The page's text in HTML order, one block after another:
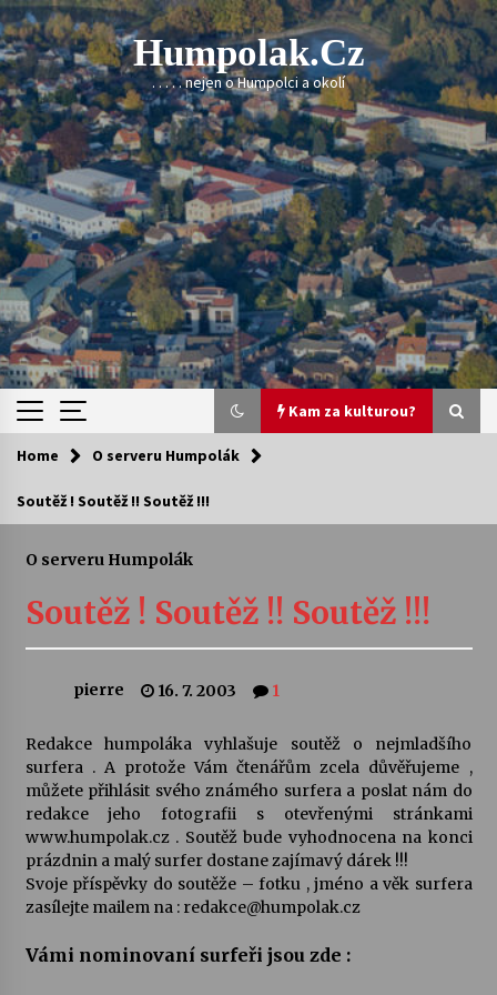
Skip
to
content
Humpolak.cz
. . . . . nejen o Humpolci a okolí
Kam za kulturou?
Kam za kulturou?
Sukuba Ensemble
kapkou
30. 7. 2026
Veselí muzikanti
30. 7. 2026
Pozvánka na integrační festival Quijotova
šedesátka: 28. 7.–1. 8. 2026
28. 7. 2026
Jenakaši
Home O serveru Humpolák
Soutěž ! Soutěž !! Soutěž !!!
O serveru Humpolák
Soutěž ! Soutěž !! Soutěž !!!
pierre 16. 7. 2003 1
Redakce humpoláka vyhlašuje soutěž o nejmladšího
surfera . A protože Vám čtenářům zcela důvěřujeme ,
můžete přihlásit svého známého surfera a poslat nám do
redakce jeho fotografii s otevřenými stránkami
www.humpolak.cz . Soutěž bude vyhodnocena na konci
prázdnin a malý surfer dostane zajímavý dárek !!!
Svoje příspěvky do soutěže – fotku , jméno a věk surfera
zasílejte mailem na : redakce@humpolak.cz
Vámi nominovaní surfeři jsou zde :